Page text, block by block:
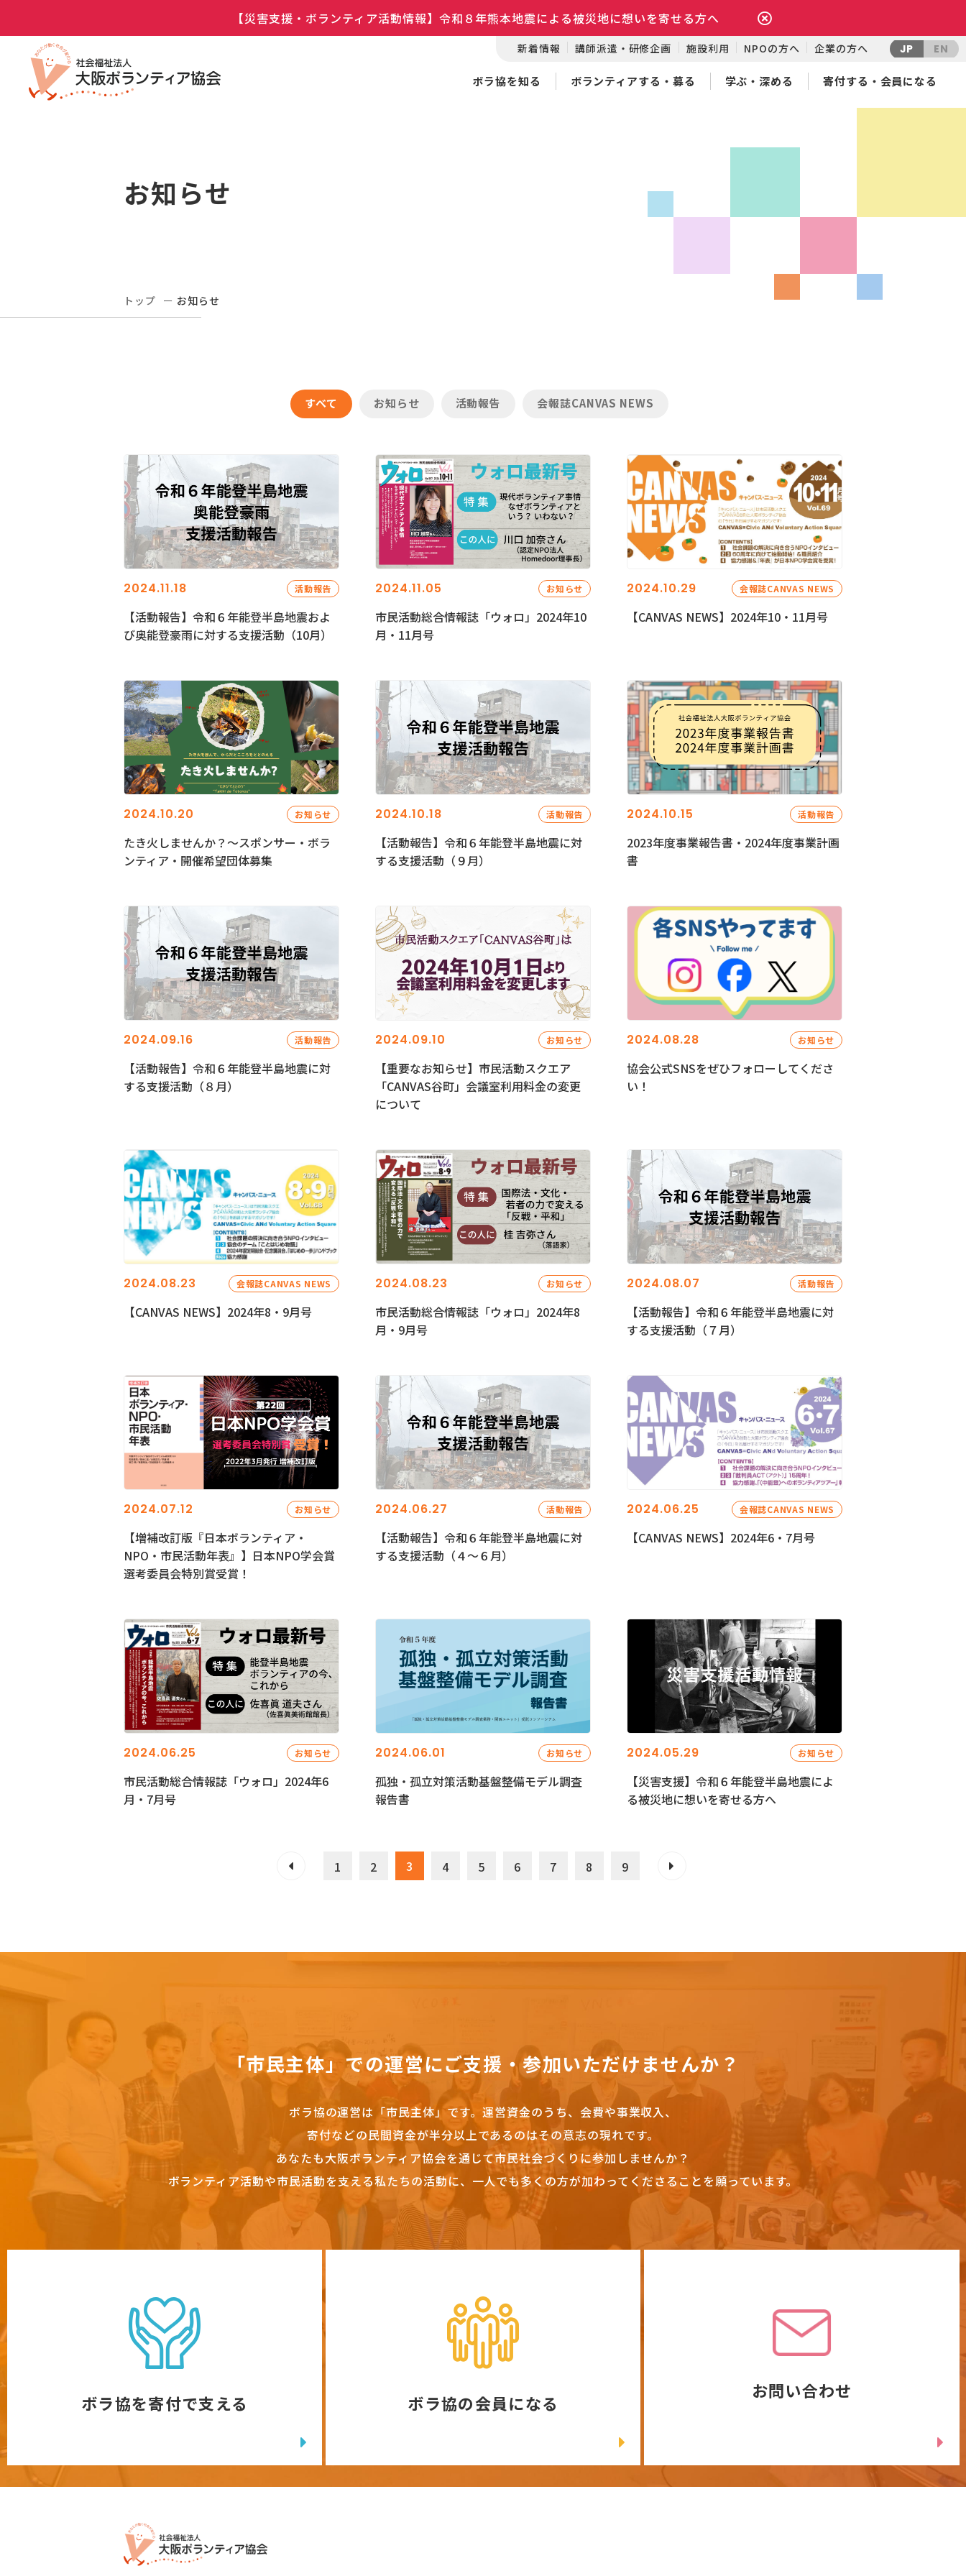
【災害支援・ボランティア活動情報】令和８年熊本地震による被災地に想いを寄せる方へ
新着情報 講師派遣・研修企画 施設利用 NPOの方へ 企業の方へ JP EN
ボラ協を知る ボランティアする・募る 学ぶ・深める 寄付する・会員になる
お知らせ
トップ お知らせ
すべて お知らせ 活動報告 会報誌CANVAS NEWS
2024.11.18 活動報告
【活動報告】令和６年能登半島地震およ
び奥能登豪雨に対する支援活動（10月）
2024.11.05 お知らせ
市民活動総合情報誌「ウォロ」2024年10
月・11月号
2024.10.29 会報誌CANVAS NEWS
【CANVAS NEWS】2024年10・11月号
2024.10.20 お知らせ
たき火しませんか？～スポンサー・ボラ
ンティア・開催希望団体募集
2024.10.18 活動報告
【活動報告】令和６年能登半島地震に対
する支援活動（９月）
2024.10.15 活動報告
2023年度事業報告書・2024年度事業計画
書
2024.09.16 活動報告
【活動報告】令和６年能登半島地震に対
する支援活動（８月）
2024.09.10 お知らせ
【重要なお知らせ】市民活動スクエア
「CANVAS谷町」会議室利用料金の変更
について
2024.08.28 お知らせ
協会公式SNSをぜひフォローしてくださ
い！
2024.08.23 会報誌CANVAS NEWS
【CANVAS NEWS】2024年8・9月号
2024.08.23 お知らせ
市民活動総合情報誌「ウォロ」2024年8
月・9月号
2024.08.07 活動報告
【活動報告】令和６年能登半島地震に対
する支援活動（７月）
2024.07.12 お知らせ
【増補改訂版『日本ボランティア・
NPO・市民活動年表』】日本NPO学会賞
選考委員会特別賞受賞！
2024.06.27 活動報告
【活動報告】令和６年能登半島地震に対
する支援活動（４〜６月）
2024.06.25 会報誌CANVAS NEWS
【CANVAS NEWS】2024年6・7月号
2024.06.25 お知らせ
市民活動総合情報誌「ウォロ」2024年6
月・7月号
2024.06.01 お知らせ
孤独・孤立対策活動基盤整備モデル調査
報告書
2024.05.29 お知らせ
【災害支援】令和６年能登半島地震によ
る被災地に想いを寄せる方へ
1 2 3 4 5 6 7 8 9
「市民主体」での運営にご支援・参加いただけませんか？
ボラ協の運営は「市民主体」です。 運営資金のうち、会費や事業収入、
寄付などの民間資金が半分以上であるのはその意志の現れです。
あなたも大阪ボランティア協会を通じて市民社会づくりに参加しませんか？
ボランティア活動や市民活動を支える私たちの活動に、一人でも多くの方が加わってくださることを願っています。
ボラ協を寄付で支える ボラ協の会員になる
お問い合わせ